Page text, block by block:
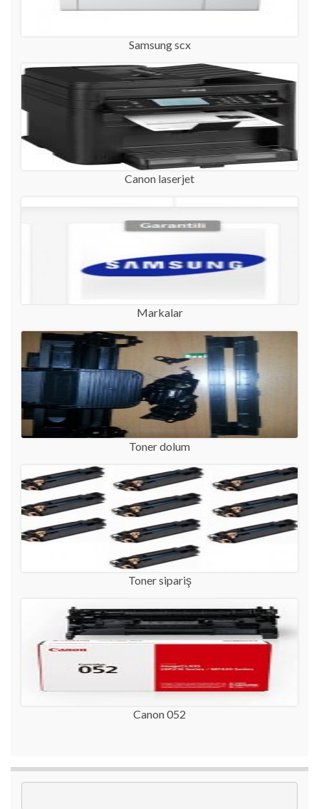
Samsung scx
Canon laserjet
Markalar
Toner dolum
Toner sipariş
Canon 052